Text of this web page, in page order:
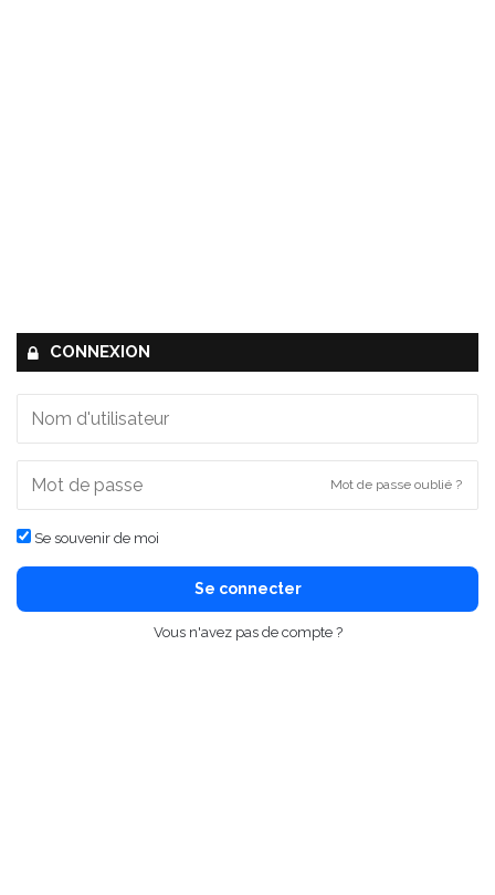
CONNEXION
Mot de passe oublié ?
Se souvenir de moi
Se connecter
Vous n'avez pas de compte ?